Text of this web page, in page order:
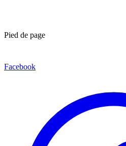
Pied de page
Facebook